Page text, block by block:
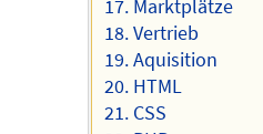
Marktplätze
Vertrieb
Aquisition
HTML
CSS